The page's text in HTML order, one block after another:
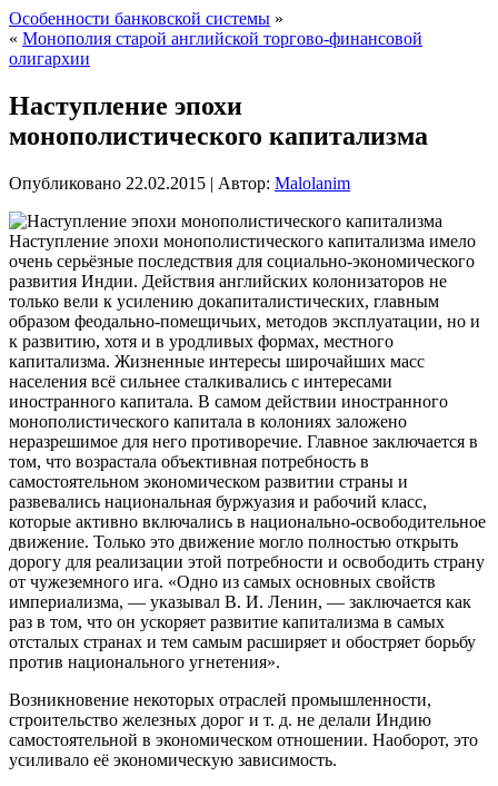
Особенности банковской системы »
« Монополия старой английской торгово-финансовой
олигархии
Наступление эпохи
монополистического капитализма
Опубликовано 22.02.2015 | Автор: Malolanim
Наступление эпохи монополистического капитализма имело
очень серьёзные последствия для социально-экономического
развития Индии. Действия английских колонизаторов не
только вели к усилению докапиталистических, главным
образом феодально-помещичьих, методов эксплуатации, но и
к развитию, хотя и в уродливых формах, местного
капитализма. Жизненные интересы широчайших масс
населения всё сильнее сталкивались с интересами
иностранного капитала. В самом действии иностранного
монополистического капитала в колониях заложено
неразрешимое для него противоречие. Главное заключается в
том, что возрастала объективная потребность в
самостоятельном экономическом развитии страны и
развевались национальная буржуазия и рабочий класс,
которые активно включались в национально-освободительное
движение. Только это движение могло полностью открыть
дорогу для реализации этой потребности и освободить страну
от чужеземного ига. «Одно из самых основных свойств
империализма, — указывал В. И. Ленин, — заключается как
раз в том, что он ускоряет развитие капитализма в самых
отсталых странах и тем самым расширяет и обостряет борьбу
против национального угнетения».
Возникновение некоторых отраслей промышленности,
строительство железных дорог и т. д. не делали Индию
самостоятельной в экономическом отношении. Наоборот, это
усиливало её экономическую зависимость.